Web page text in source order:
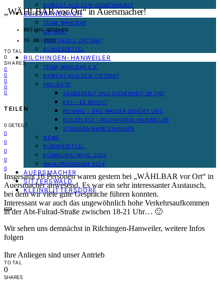
BERICHT AUS DEM GEMEINDERAT
BLIESRANSBACH
TEAM WÄHLBAR
ORTSRAT
PROTOKOLL ORTSRAT
BÜRGERZETTEL
RILCHINGEN-HANWEILER
TEAM WÄHLBAR E.V.
BERICHT AUS DEM ORTSRAT
PROJEKTE
SAUBERKEIT UND SICHERHEIT IM ORT
B51 – ES REICHT
ROXANE – DAS WASSER GEHÖRT UNS
BOLZPLATZ – RILCHINGEN-HANWEILER
STRASSENMARKIERUNGEN
NEWS
BÜRGERZETTEL
KOMMUNALWAHL 2024
WAHLPROGRAMM 2024
AUERSMACHER
SITTERSWALD
KLEINBLITTERSDORF
„WÄHLBAR vor Ort“ in Auersmacher!
883 MAL GESEHEN
19. JULI 2023
TOTAL
0
SHARES
0
0
0
0
0
TEILEN
0 GETEILT
0
0
0
0
0
Insgesamt 16 Personen waren gestern bei „WÄHLBAR vor Ort“ in
Auersmacher anwesend. Es war ein sehr interessanter Austausch,
bei dem wir viele gute Gespräche führen konnten.
Interessant war auch das ungewöhnlich hohe Verkehrsaufkommen
in der Abt-Fulrad-Straße zwischen 18-21 Uhr… 🙂
Wir sehen uns demnächst in Rilchingen-Hanweiler, weitere Infos
folgen
Ihre Anliegen sind unser Antrieb
TOTAL
0
SHARES